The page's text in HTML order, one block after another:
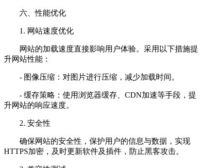
六、性能优化
1. 网站速度优化
网站的加载速度直接影响用户体验。采用以下措施提
升网站性能：
- 图像压缩：对图片进行压缩，减少加载时间。
- 缓存策略：使用浏览器缓存、CDN加速等手段，提
升网站的响应速度。
2. 安全性
确保网站的安全性，保护用户的信息与数据，实现
HTTPS加密，及时更新软件及插件，防止黑客攻击。